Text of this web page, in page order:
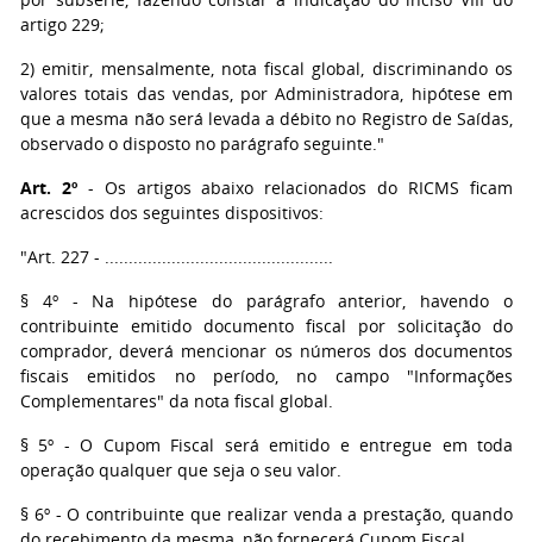
artigo 229;
2) emitir, mensalmente, nota fiscal global, discriminando os
valores totais das vendas, por Administradora, hipótese em
que a mesma não será levada a débito no Registro de Saídas,
observado o disposto no parágrafo seguinte."
Art. 2º- Os artigos abaixo relacionados do RICMS ficam
acrescidos dos seguintes dispositivos:
"Art. 227 - ................................................
§ 4º - Na hipótese do parágrafo anterior, havendo o
contribuinte emitido documento fiscal por solicitação do
comprador, deverá mencionar os números dos documentos
fiscais emitidos no período, no campo "Informações
Complementares" da nota fiscal global.
§ 5º - O Cupom Fiscal será emitido e entregue em toda
operação qualquer que seja o seu valor.
§ 6º - O contribuinte que realizar venda a prestação, quando